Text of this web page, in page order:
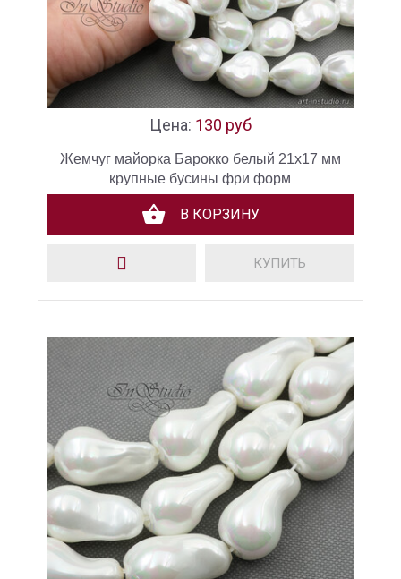
Цена: 130 руб
Жемчуг майорка Барокко белый 21х17 мм
крупные бусины фри форм
В КОРЗИНУ
КУПИТЬ